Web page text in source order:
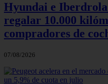
Hyundai e
regalar 10.000
compradores de
07/08/2026